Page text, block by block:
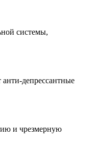
системы,
депрессантные
и чрезмерную